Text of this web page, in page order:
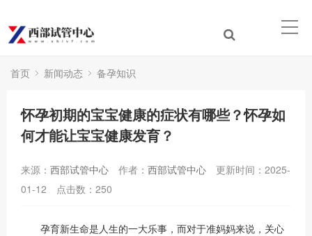
首页 新闻动态 备孕知识
怀孕初期的宝宝健康的症状有哪些？怀孕如
何才能让宝宝健康发育？
来源： 西部试管中心 作者： 西部试管中心
更新时间：2025-
01-12
点击数： 250
孕育新生命是人生的一大乐事，而对于准妈妈来说，关心